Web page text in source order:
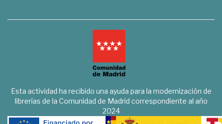
Esta actividad ha recibido una ayuda para la modernización de
librerías de la Comunidad de Madrid correspondiente al año
2024